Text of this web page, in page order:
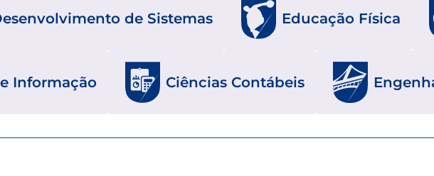
de Sistemas Educação Física
Informação Ciências Contábeis